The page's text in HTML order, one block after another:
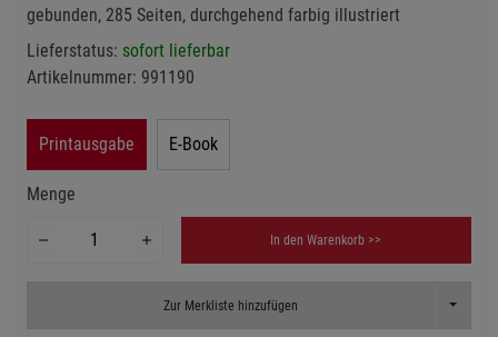
gebunden, 285 Seiten, durchgehend farbig illustriert
Lieferstatus: sofort lieferbar
Artikelnummer: 991190
Printausgabe E-Book
Menge
In den Warenkorb >>
Zur Merkliste hinzufügen Toggle